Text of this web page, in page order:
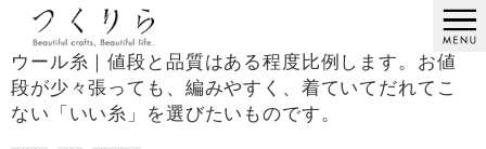
ウール糸｜値段と品質はある程度比例します。お値
段が少々張っても、編みやすく、着ていてだれてこ
ない「いい糸」を選びたいものです。